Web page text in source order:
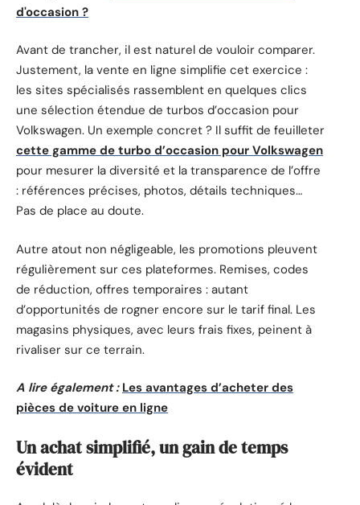
d'occasion ?
Avant de trancher, il est naturel de vouloir comparer.
Justement, la vente en ligne simplifie cet exercice :
les sites spécialisés rassemblent en quelques clics
une sélection étendue de turbos d’occasion pour
Volkswagen. Un exemple concret ? Il suffit de feuilleter
cette gamme de turbo d’occasion pour Volkswagen
pour mesurer la diversité et la transparence de l’offre
: références précises, photos, détails techniques…
Pas de place au doute.
Autre atout non négligeable, les promotions pleuvent
régulièrement sur ces plateformes. Remises, codes
de réduction, offres temporaires : autant
d’opportunités de rogner encore sur le tarif final. Les
magasins physiques, avec leurs frais fixes, peinent à
rivaliser sur ce terrain.
A lire également : Les avantages d’acheter des
pièces de voiture en ligne
Un achat simplifié, un gain de temps
évident